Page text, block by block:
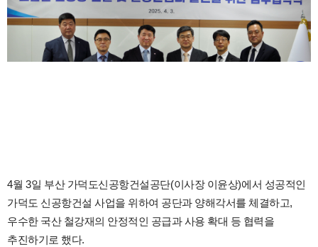
4월 3일 부산 가덕도신공항건설공단(이사장 이윤상)에서 성공적인
가덕도 신공항건설 사업을 위하여 공단과 양해각서를 체결하고,
우수한 국산 철강재의 안정적인 공급과 사용 확대 등 협력을
추진하기로 했다.